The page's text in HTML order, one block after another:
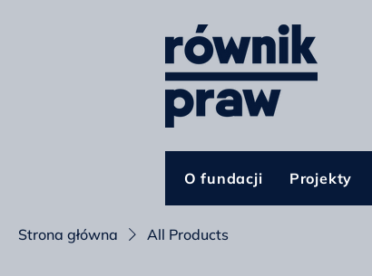
O fundacji Projekty
Strona główna All Products